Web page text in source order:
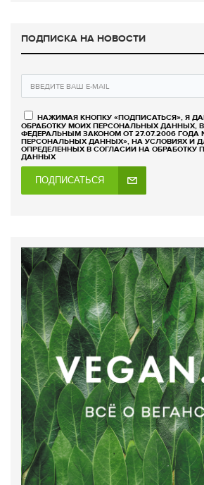
ПОДПИСКА НА НОВОСТИ
НАЖИМАЯ КНОПКУ «ПОДПИСАТЬСЯ», Я
ОБРАБОТКУ МОИХ ПЕРСОНАЛЬНЫХ ДАННЫХ, В
ФЕДЕРАЛЬНЫМ ЗАКОНОМ ОТ 27.07.2006 ГОДА
ПЕРСОНАЛЬНЫХ ДАННЫХ», НА УСЛОВИЯХ И
ОПРЕДЕЛЕННЫХ В СОГЛАСИИ НА ОБРАБОТКУ
ДАННЫХ
ПОДПИСАТЬСЯ